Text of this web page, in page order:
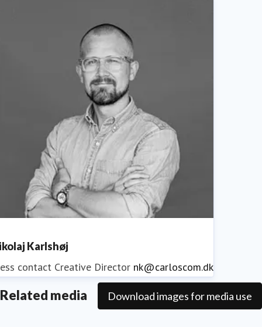
Karlshøj
contact Creative Director nk@carloscom.dk
Related media Download images for media use